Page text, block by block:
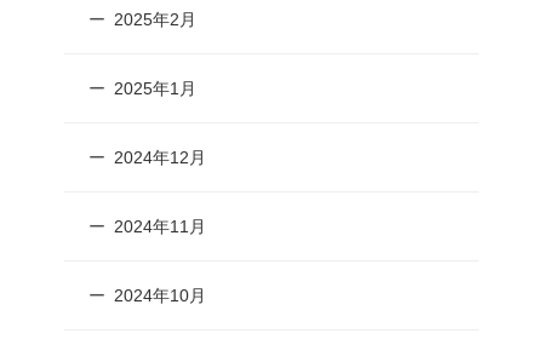
2025年2月
2025年1月
2024年12月
2024年11月
2024年10月